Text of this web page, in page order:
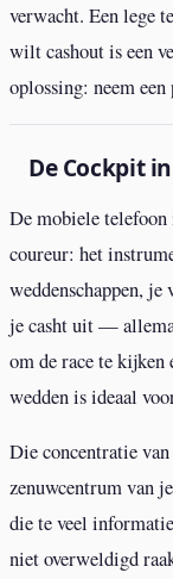
verwacht. Een lege
wilt cashout is een
oplossing: neem een
De Cockpit
De mobiele
coureur: het
weddenschappen, je
je casht uit —
om de race te
wedden is ideaal
Die concentratie
zenuwcentrum van
die te veel
niet overweldigd